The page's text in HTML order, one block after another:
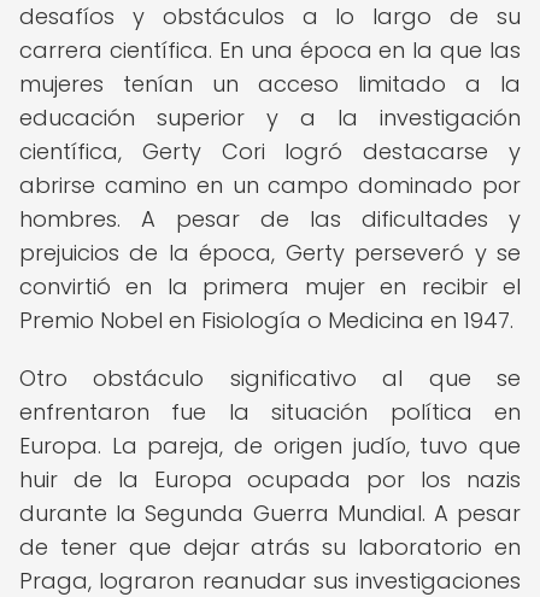
desafíos y obstáculos a lo largo de su
carrera científica. En una época en la que las
mujeres tenían un acceso limitado a la
educación superior y a la investigación
científica, Gerty Cori logró destacarse y
abrirse camino en un campo dominado por
hombres. A pesar de las dificultades y
prejuicios de la época, Gerty perseveró y se
convirtió en la primera mujer en recibir el
Premio Nobel en Fisiología o Medicina en 1947.
Otro obstáculo significativo al que se
enfrentaron fue la situación política en
Europa. La pareja, de origen judío, tuvo que
huir de la Europa ocupada por los nazis
durante la Segunda Guerra Mundial. A pesar
de tener que dejar atrás su laboratorio en
Praga, lograron reanudar sus investigaciones